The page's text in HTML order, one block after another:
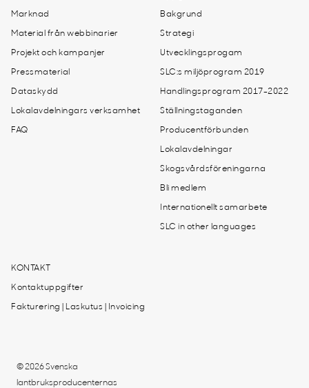
Marknad
Material från webbinarier
Projekt och kampanjer
Pressmaterial
Dataskydd
Lokalavdelningars verksamhet
FAQ
Bakgrund
Strategi
Utvecklingsprogam
SLC:s miljöprogram 2019
Handlingsprogram 2017-2022
Ställningstaganden
Producentförbunden
Lokalavdelningar
Skogsvårdsföreningarna
Bli medlem
Internationellt samarbete
SLC in other languages
KONTAKT
Kontaktuppgifter
Fakturering | Laskutus | Invoicing
© 2026 Svenska
lantbruksproducenternas